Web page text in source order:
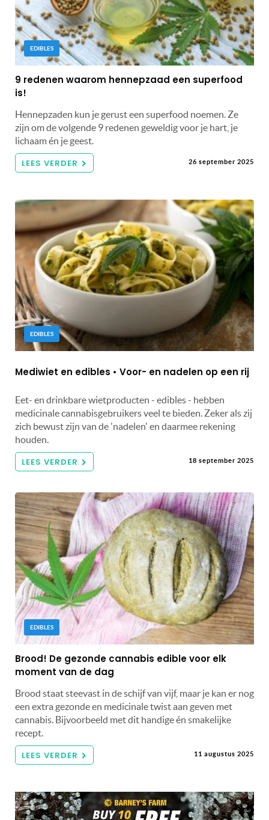
EDIBLES
9 redenen waarom hennepzaad een superfood
is!
Hennepzaden kun je gerust een superfood noemen. Ze
zijn om de volgende 9 redenen geweldig voor je hart, je
lichaam én je geest.
LEES VERDER 26 september 2025
EDIBLES
Mediwiet en edibles • Voor- en nadelen op een rij
Eet- en drinkbare wietproducten - edibles - hebben
medicinale cannabisgebruikers veel te bieden. Zeker als zij
zich bewust zijn van de 'nadelen' en daarmee rekening
houden.
LEES VERDER 18 september 2025
EDIBLES
Brood! De gezonde cannabis edible voor elk
moment van de dag
Brood staat steevast in de schijf van vijf, maar je kan er nog
een extra gezonde en medicinale twist aan geven met
cannabis. Bijvoorbeeld met dit handige én smakelijke
recept.
LEES VERDER 11 augustus 2025